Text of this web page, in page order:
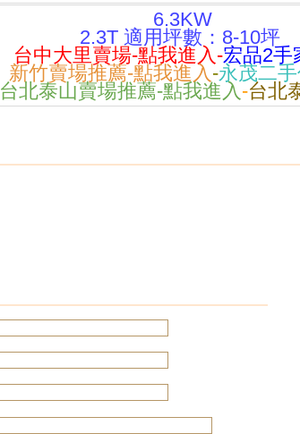
6.3KW
2.3T 適用坪數：8-10坪
台中大里賣場-點我進入-宏品2手
新竹賣場推薦-點我進入-永茂二
台北泰山賣場推薦-點我進入-台北